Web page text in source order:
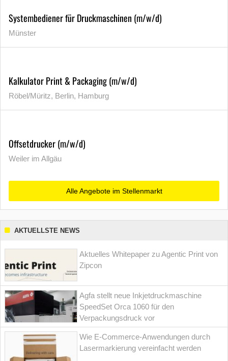
Systembediener für Druckmaschinen (m/w/d)
Münster
Kalkulator Print & Packaging (m/w/d)
Röbel/Müritz, Berlin, Hamburg
Offsetdrucker (m/w/d)
Weiler im Allgäu
Alle Angebote im Stellenmarkt
AKTUELLSTE NEWS
Aktuelles Whitepaper zu Agentic Print von
Zipcon
Agfa stellt neue Inkjetdruckmaschine
SpeedSet Orca 1060 für den
Verpackungsdruck vor
Wie E-Commerce-Anwendungen durch
Lasermarkierung vereinfacht werden